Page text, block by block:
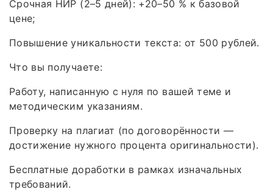
Срочная НИР (2–5 дней): +20–50 % к базовой
цене;
Повышение уникальности текста: от 500 рублей.
Что вы получаете:
Работу, написанную с нуля по вашей теме и
методическим указаниям.
Проверку на плагиат (по договорённости —
достижение нужного процента оригинальности).
Бесплатные доработки в рамках изначальных
требований.